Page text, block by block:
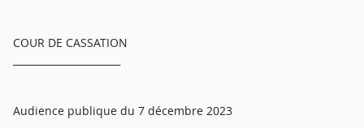
COUR DE CASSATION
Audience publique du 7 décembre 2023